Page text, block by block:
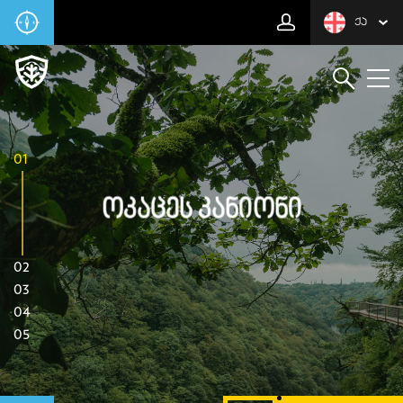
ᲥᲐ
01
02
03
04
05
Ოკაცეს Კანიონი